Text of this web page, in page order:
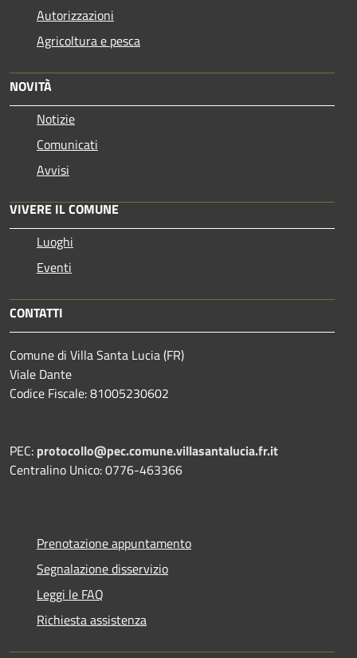
Autorizzazioni
Agricoltura e pesca
NOVITÀ
Notizie
Comunicati
Avvisi
VIVERE IL COMUNE
Luoghi
Eventi
CONTATTI
Comune di Villa Santa Lucia (FR)
Viale Dante
Codice Fiscale: 81005230602
PEC: protocollo@pec.comune.villasantalucia.fr.it
Centralino Unico: 0776-463366
Prenotazione appuntamento
Segnalazione disservizio
Leggi le FAQ
Richiesta assistenza